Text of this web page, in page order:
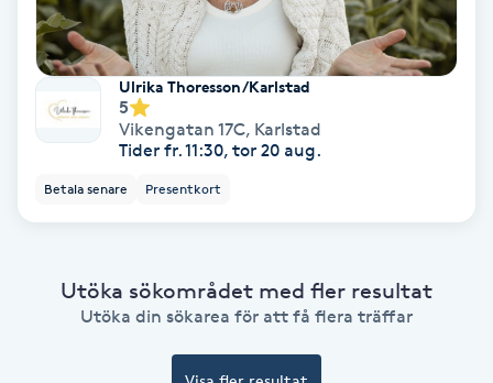
Celluliter
Coachning
Damklippning
Ulrika Thoresson/Karlstad
5
Vikengatan 17C, Karlstad
Tider fr. 11:30, tor 20 aug.
Betala senare Presentkort
Utöka sökområdet med fler resultat
Utöka din sökarea för att få flera träffar